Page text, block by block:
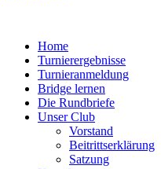
Home
Turnierergebnisse
Turnieranmeldung
Bridge lernen
Die Rundbriefe
Unser Club
Vorstand
Beitrittserklärung
Satzung